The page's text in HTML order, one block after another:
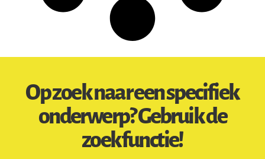
Op zoek naar een specifiek
onderwerp? Gebruik de
zoekfunctie!